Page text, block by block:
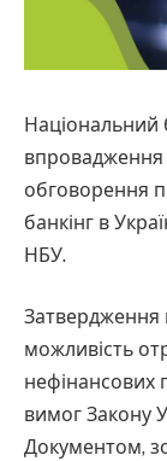
Національний
впровадження
обговорення
банкінг в
НБУ.
Затвердження
можливість
нефінансових
вимог Закону
Документом,